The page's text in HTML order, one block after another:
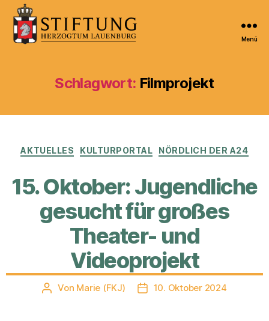
Herzogtum
Menü
Schlagwort: Filmprojekt
Kategorien
AKTUELLES KULTURPORTAL NÖRDLICH DER A24
15. Oktober: Jugendliche
gesucht für großes
Theater- und
Videoprojekt
Beitragsautor
Von Marie (FKJ) Veröffentlichungsdatum
10. Oktober 2024